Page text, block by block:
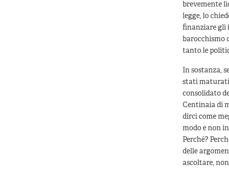
brevemente
legge, lo
finanziare gli
barocchismo
tanto le
In sostanza,
stati maturati
consolidato
Centinaia di
dirci come
modo e non
Perché?
delle
ascoltare,